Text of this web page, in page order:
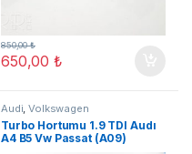
650,00₺
850,00₺
Audi ,Volkswagen
Turbo Hortumu 1.9 TDI Audı
A4 B5 Vw Passat (A09)